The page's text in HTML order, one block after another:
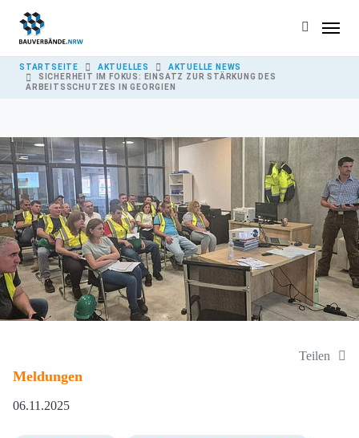
YOU ARE HERE:
STARTSEITE AKTUELLES
AKTUELLE NEWS
SICHERHEIT IM FOKUS: EINSATZ ZUR STÄRKUNG DES
ARBEITSSCHUTZES IN GEORGIEN
Teilen
Meldungen
06.11.2025